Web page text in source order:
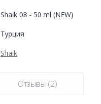
Shaik 08 - 50 ml (NEW)
Турция
Shaik
Отзывы (2)